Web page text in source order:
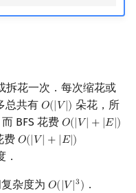
拆花一次．每次缩花或
总共有 𝑂(|𝑉|)
O(| V| ) 朵花，所
BFS 花费 𝑂(|𝑉| + |𝐸|)
O(| V| +|E |)
费 𝑂(|𝑉| + |𝐸|)
O(| V| +|E |)+ O
复杂度为𝑂(|𝑉|3)
O(| V| 3) ．